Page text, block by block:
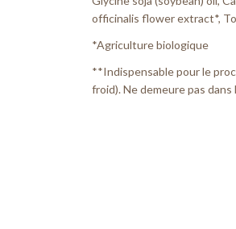
officinalis flower extract*,
*Agriculture biologique
**Indispensable pour le
froid). Ne demeure pas dans